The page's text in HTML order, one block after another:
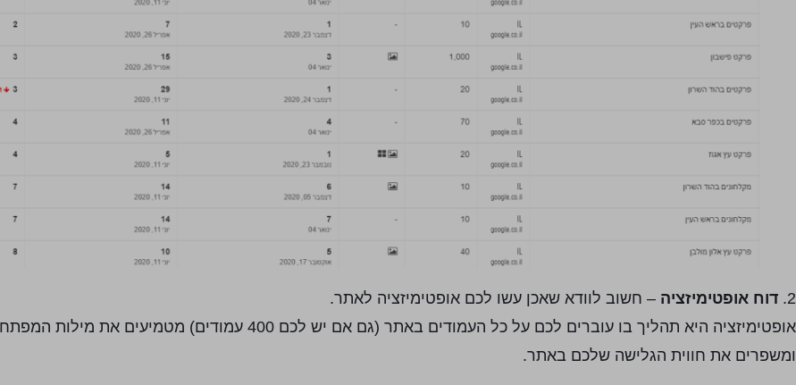
2. דוח אופטימיזציה – חשוב לוודא שאכן עשו לכם אופטימיזציה לאתר.
אופטימיזציה היא תהליך בו עוברים לכם על כל העמודים באתר (גם אם יש לכם 400 עמודים)
ומשפרים את חווית הגלישה שלכם באתר.